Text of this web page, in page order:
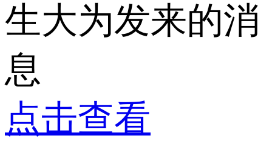
生大为发来的消
息
点击查看